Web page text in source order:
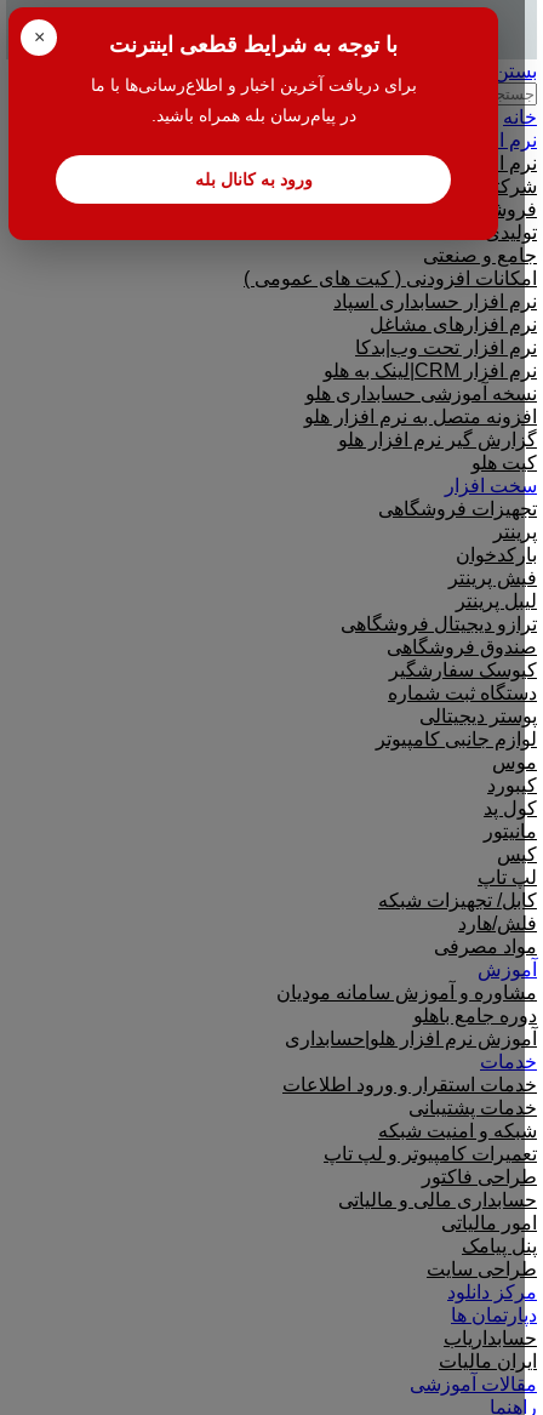
× با توجه به شرایط قطعی اینترنت
برای دریافت آخرین اخبار و اطلاع‌رسانی‌ها با ما
در پیام‌رسان بله همراه باشید.
ورود به کانال بله
بستن
جستجو
خانه
نرم افزار
نرم افزار حسابداری هلو
شرکتی
فروشگاهی
تولیدی
جامع و صنعتی
امکانات افزودنی ( کیت های عمومی )
نرم افزار حسابداری اسپاد
نرم افزارهای مشاغل
نرم افزار تحت وب|بدکا
نرم افزار CRM|لینک به هلو
نسخه آموزشی حسابداری هلو
افزونه متصل به نرم افزار هلو
گزارش گیر نرم افزار هلو
کیت هلو
سخت افزار
تجهیزات فروشگاهی
پرینتر
بارکدخوان
فیش پرینتر
لیبل پرینتر
ترازو دیجیتال فروشگاهی
صندوق فروشگاهی
کیوسک سفارشگیر
دستگاه ثبت شماره
پوستر دیجیتالی
لوازم جانبی کامپیوتر
موس
کیبورد
کول پد
مانیتور
کیس
لپ تاپ
کابل/ تجهیزات شبکه
فلش/هارد
مواد مصرفی
آموزش
مشاوره و آموزش سامانه مودیان
دوره جامع باهلو
آموزش نرم افزار هلو|حسابداری
خدمات
خدمات استقرار و ورود اطلاعات
خدمات پشتیبانی
شبکه و امنیت شبکه
تعمیرات کامپیوتر و لپ تاپ
طراحی فاکتور
حسابداری مالی و مالیاتی
امور مالیاتی
پنل پیامک
طراحی سایت
مرکز دانلود
دپارتمان ها
حسابداریاب
ایران مالیات
مقالات آموزشی
راهنما